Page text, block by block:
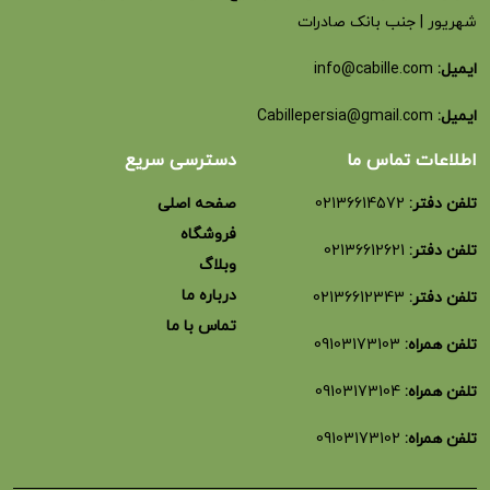
شهریور | جنب بانک صادرات
ایمیل: info@cabille.com
ایمیل: Cabillepersia@gmail.com
اطلاعات تماس ما
تلفن دفتر: 02136614572
تلفن دفتر: 02136612621
تلفن دفتر: 02136612343
تلفن همراه: 09103173103
تلفن همراه: 09103173104
تلفن همراه: 09103173102
دسترسی سریع
صفحه اصلی
فروشگاه
وبلاگ
درباره ما
تماس با ما